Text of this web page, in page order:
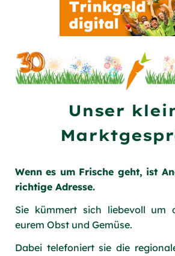
Unser
Wenn es um Frische geht, ist
richtige Adresse.
Sie kümmert sich liebevoll um
eurem Obst und Gemüse.
Dabei telefoniert sie die